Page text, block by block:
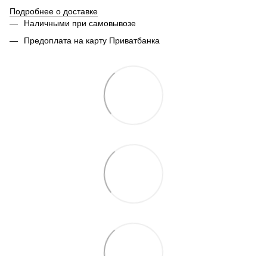
Подробнее о доставке
Наличными при самовывозе
Предоплата на карту Приватбанка